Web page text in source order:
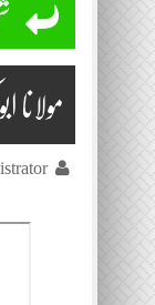
مولانا